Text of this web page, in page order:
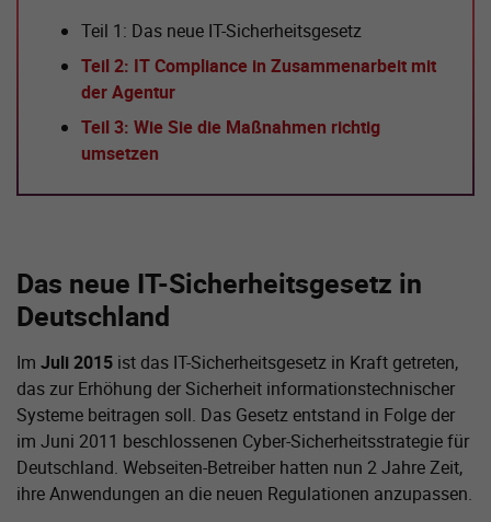
Teil 1: Das neue IT-Sicherheitsgesetz
Teil 2: IT Compliance in Zusammenarbeit mit
der Agentur
Teil 3: Wie Sie die Maßnahmen richtig
umsetzen
Das neue IT-Sicherheitsgesetz in
Deutschland
Im Juli 2015 ist das IT-Sicherheitsgesetz in Kraft getreten,
das zur Erhöhung der Sicherheit informationstechnischer
Systeme beitragen soll. Das Gesetz entstand in Folge der
im Juni 2011 beschlossenen Cyber-Sicherheitsstrategie für
Deutschland. Webseiten-Betreiber hatten nun 2 Jahre Zeit,
ihre Anwendungen an die neuen Regulationen anzupassen.